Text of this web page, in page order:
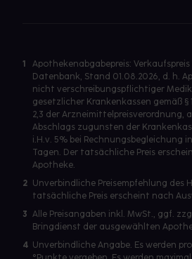
1
Apothekenabgabepreis: Verkaufspreis
Datenbank, Stand 01.08.2026, d. h.
nicht verschreibungspflichtiger
gesetzlicher Krankenkassen gemäß §
2,3 der Arzneimittelpreisverordnung,
Abschlags zugunsten der
i.H.v. 5% bei Rechnungsbegleichung
Tagen. Der tatsächliche Preis
Apotheke.
2 Unverbindliche Preisempfehlung des
tatsächliche Preis erscheint nach
3 Alle Preisangaben inkl. MwSt., ggf.
Bringdienst der ausgewählten
4 Unverbindliche Angabe. Es werden pro